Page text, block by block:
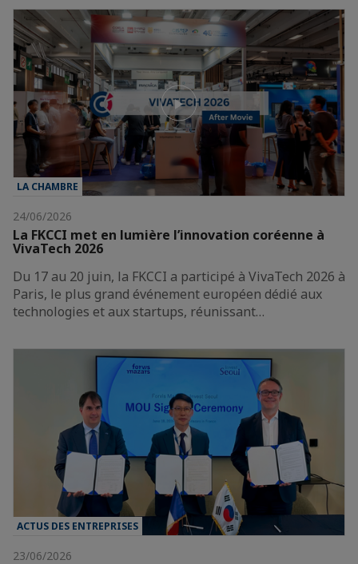
LA CHAMBRE
24/06/2026
La FKCCI met en lumière l’innovation coréenne à
VivaTech 2026
Du 17 au 20 juin, la FKCCI a participé à VivaTech 2026 à
Paris, le plus grand événement européen dédié aux
technologies et aux startups, réunissant…
ACTUS DES ENTREPRISES
23/06/2026